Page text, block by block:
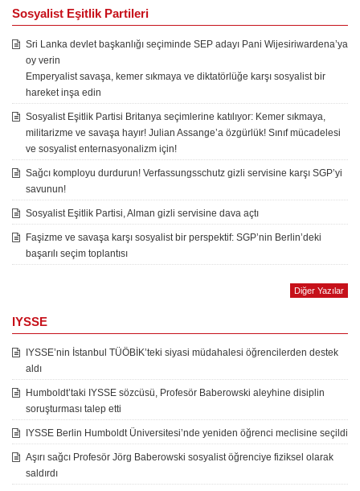
Sosyalist Eşitlik Partileri
Sri Lanka devlet başkanlığı seçiminde SEP adayı Pani Wijesiriwardena’ya
oy verin
Emperyalist savaşa, kemer sıkmaya ve diktatörlüğe karşı sosyalist bir
hareket inşa edin
Sosyalist Eşitlik Partisi Britanya seçimlerine katılıyor: Kemer sıkmaya,
militarizme ve savaşa hayır! Julian Assange’a özgürlük! Sınıf mücadelesi
ve sosyalist enternasyonalizm için!
Sağcı komployu durdurun! Verfassungsschutz gizli servisine karşı SGP’yi
savunun!
Sosyalist Eşitlik Partisi, Alman gizli servisine dava açtı
Faşizme ve savaşa karşı sosyalist bir perspektif: SGP’nin Berlin’deki
başarılı seçim toplantısı
Diğer Yazılar
IYSSE
IYSSE’nin İstanbul TÜÖBİK’teki siyasi müdahalesi öğrencilerden destek
aldı
Humboldt’taki IYSSE sözcüsü, Profesör Baberowski aleyhine disiplin
soruşturması talep etti
IYSSE Berlin Humboldt Üniversitesi’nde yeniden öğrenci meclisine seçildi
Aşırı sağcı Profesör Jörg Baberowski sosyalist öğrenciye fiziksel olarak
saldırdı